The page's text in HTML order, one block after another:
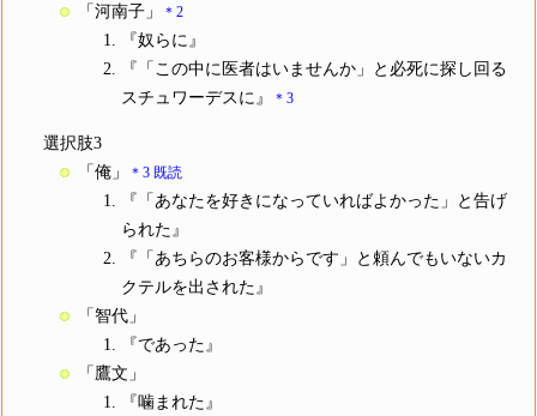
「河南子」
＊2
『奴らに』
『「この中に医者はいませんか」と必死に探し回る
スチュワーデスに』
＊3
選択肢3
「俺」
＊3 既読
『「あなたを好きになっていればよかった」と告げ
られた』
『「あちらのお客様からです」と頼んでもいないカ
クテルを出された』
「智代」
『であった』
「鷹文」
『噛まれた』